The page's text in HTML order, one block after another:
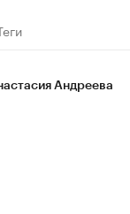
Андреева